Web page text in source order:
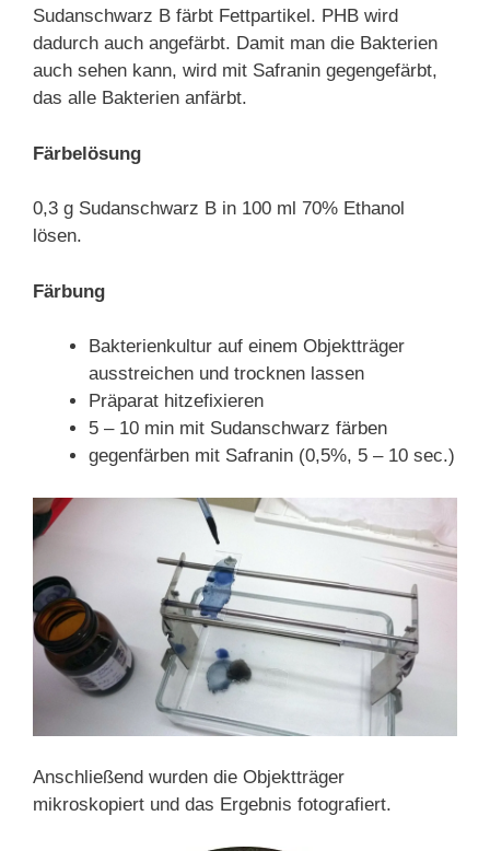
Sudanschwarz B färbt Fettpartikel. PHB wird
dadurch auch angefärbt. Damit man die Bakterien
auch sehen kann, wird mit Safranin gegengefärbt,
das alle Bakterien anfärbt.
Färbelösung
0,3 g Sudanschwarz B in 100 ml 70% Ethanol
lösen.
Färbung
Bakterienkultur auf einem Objektträger
ausstreichen und trocknen lassen
Präparat hitzefixieren
5 – 10 min mit Sudanschwarz färben
gegenfärben mit Safranin (0,5%, 5 – 10 sec.)
Anschließend wurden die Objektträger
mikroskopiert und das Ergebnis fotografiert.